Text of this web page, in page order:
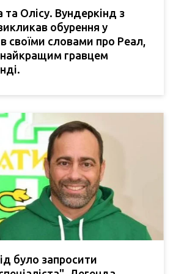
та Олісу. Вундеркінд з
обурення у
своїми словами про Реал,
гравцем
було запросити